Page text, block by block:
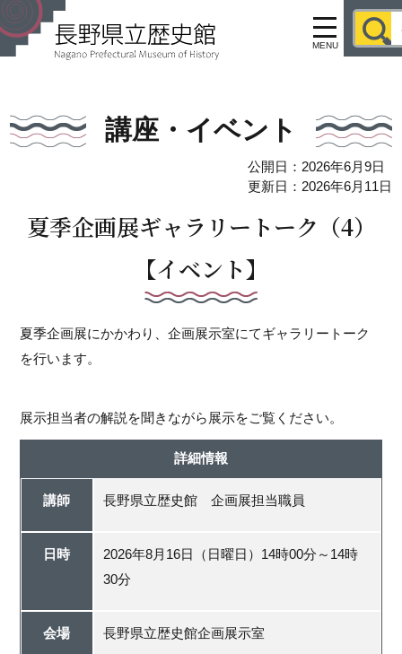
MENU
講座・イベント
公開日：2026年6月9日
更新日：2026年6月11日
夏季企画展ギャラリートーク（4）
【イベント】
夏季企画展にかかわり、企画展示室にてギャラリートーク
を行います。
展示担当者の解説を聞きながら展示をご覧ください。
詳細情報
講師 長野県立歴史館 企画展担当職員
日時
2026年8月16日（日曜日）14時00分～14時
30分
会場 長野県立歴史館企画展示室